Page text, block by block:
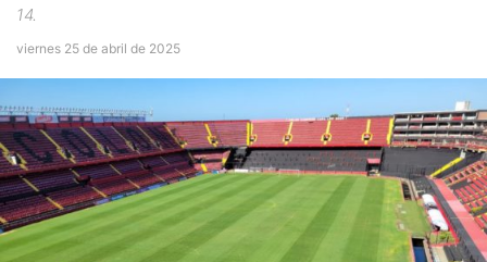
14.
viernes 25 de abril de 2025